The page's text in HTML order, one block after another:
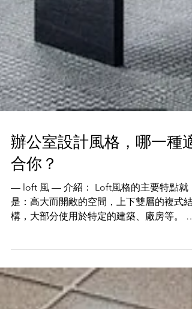
辦公室設計風格，哪一種適
合你？
— loft 風 — 介紹： Loft風格的主要特點就
優勢，其主要的優勢就是可以增加使用面積
從中分隔出工作、休息、娛樂、收藏等各種
間。 成本：...